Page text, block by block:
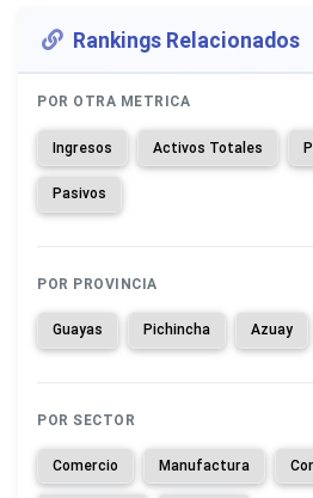
Rankings Relacionados
POR OTRA METRICA
Ingresos Activos Totales
Pasivos
POR PROVINCIA
Guayas Pichincha Azuay
POR SECTOR
Comercio Manufactura